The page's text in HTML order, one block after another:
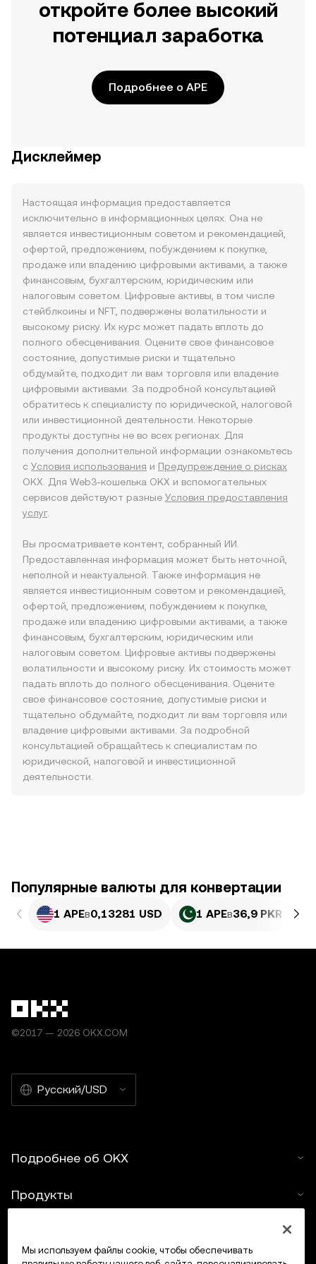
откройте более высокий
потенциал заработка
Подробнее о APE
Дисклеймер
Настоящая информация предоставляется
исключительно в информационных целях. Она не
является инвестиционным советом и рекомендацией,
офертой, предложением, побуждением к покупке,
продаже или владению цифровыми активами, а также
финансовым, бухгалтерским, юридическим или
налоговым советом. Цифровые активы, в том числе
стейблкоины и NFT, подвержены волатильности и
высокому риску. Их курс может падать вплоть до
полного обесценивания. Оцените свое финансовое
состояние, допустимые риски и тщательно
обдумайте, подходит ли вам торговля или владение
цифровыми активами. За подробной консультацией
обратитесь к специалисту по юридической, налоговой
или инвестиционной деятельности. Некоторые
продукты доступны не во всех регионах. Для
получения дополнительной информации ознакомьтесь
с Условия использования и Предупреждение о рисках
OKX. Для Web3-кошелька OKX и вспомогательных
сервисов действуют разные Условия предоставления
услуг.
Вы просматриваете контент, собранный ИИ.
Предоставленная информация может быть неточной,
неполной и неактуальной. Также информация не
является инвестиционным советом и рекомендацией,
офертой, предложением, побуждением к покупке,
продаже или владению цифровыми активами, а также
финансовым, бухгалтерским, юридическим или
налоговым советом. Цифровые активы подвержены
волатильности и высокому риску. Их стоимость может
падать вплоть до полного обесценивания. Оцените
свое финансовое состояние, допустимые риски и
тщательно обдумайте, подходит ли вам торговля или
владение цифровыми активами. За подробной
консультацией обращайтесь к специалистам по
юридической, налоговой и инвестиционной
деятельности.
Популярные валюты для конвертации
1 APEв0,13281 USD 1 APEв36,9 PKR
©2017 — 2026 OKX.COM
Русский/USD
Подробнее об OKX
Продукты
Мы используем файлы cookie, чтобы обеспечивать